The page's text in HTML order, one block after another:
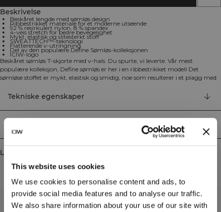
This website uses cookies
We use cookies to personalise content and ads, to
provide social media features and to analyse our traffic.
We also share information about your use of our site with
Beskrivelse
Beskåret lengde med sømløs design
Ribbestrikket materiale for et moderne utseende
92 % resirkulert nylon, 8 % spandex
4-veis stretch for bedre bevegelighet
Mykt, elastisk og slitesterkt stoff
SWEATTECH™-teknologi
Flatterende v-utringning
Del av den populære Define Sømløs-kolleksjonen
ICIW-logo
Beskåret sømløs T-skjorte med v-hals. Du spurte, vi leverte. Vår mest
populære kolleksjon, Define sømløs er her i en ribbestrikket modell Det
sømløse stoffet er mykt, elastisk og smidig, noe som resulterer i et plagg med
farger gjør Define Sømløs til treningsklær til mange forskjellige typer trening.
4-veis stretchmateriale i den nyeste sømløse teknologien for å øke
bevegligheten under treningen. Elastisk og slitesterkt materiale. ICIW-logo.
SWEATTECH™. Avtagbare polstringer. Lav støtte. Flatterende v-formet hals.
Tekniske egenskaper
Lignende produkter